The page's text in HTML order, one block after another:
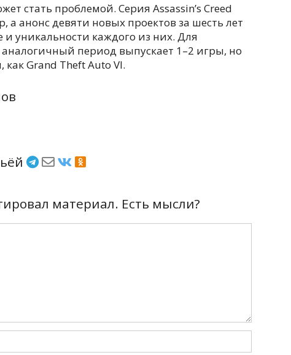
стать проблемой. Серия Assassin’s Creed
а анонс девяти новых проектов за шесть лет
и уникальности каждого из них. Для
аналогичный период выпускает 1–2 игры, но
Grand Theft Auto VI.
материал. Есть мысли?